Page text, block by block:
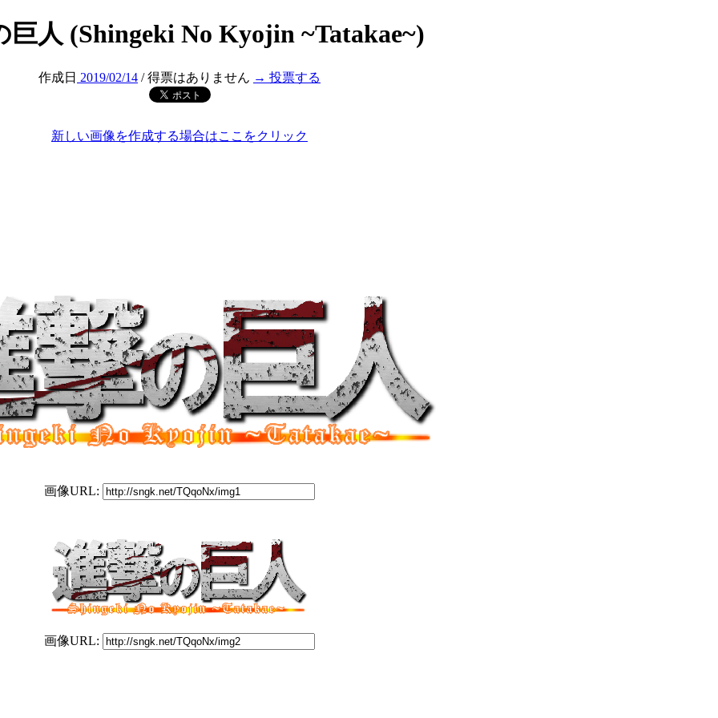
巨人 (Shingeki No Kyojin ~Tatakae~)
作成日 2019/02/14 / 得票はありません → 投票する
新しい画像を作成する場合はここをクリック
画像URL:
画像URL: